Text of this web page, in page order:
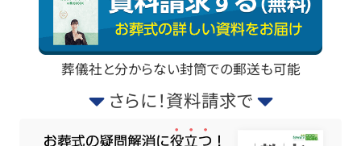
葬儀社と分からない封筒での郵送も可能
さらに！資料請求で